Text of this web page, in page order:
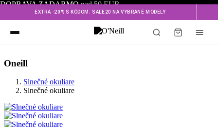
DOPRAVA ZADARMOnad 50 EUR
EXTRA -20% S KÓDOM: SALE20 NA VYBRANÉ MODELY
Oneill
Slnečné okuliare
Slnečné okuliare